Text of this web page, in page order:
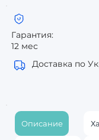
Гарантия:
12 мес
Доставка по
Описание